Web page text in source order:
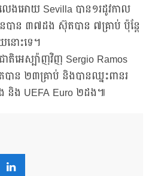
េងអោយ Sevilla បាន១រដូវកាល
ាន ៣៧ដង ស៊ុតបាន ៧គ្រាប់ ប៉ុន្តែ
នោះទេ។
តិអេស្ប៉ាញវិញ Sergio Ramos
ាន ២៣គ្រាប់ និងបានឈ្នះពានរ
និង UEFA Euro ២ដង៕